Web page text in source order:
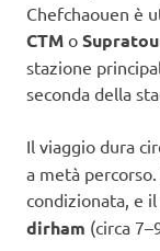
Chefchaouen è
CTM o
stazione
seconda della
Il viaggio dura
a metà
condizionata, e
dirham (circa